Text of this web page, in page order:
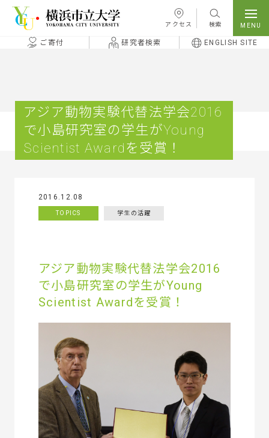
本文へ移動
アクセス 検索
ご寄付 研究者検索 ENGLISH SITE
アジア動物実験代替法学会2016
で小島研究室の学生がYoung
Scientist Awardを受賞！
2016.12.08
TOPICS 学生の活躍
アジア動物実験代替法学会2016
で小島研究室の学生がYoung
Scientist Awardを受賞！